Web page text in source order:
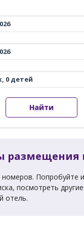
Найти
размещения
номеров. Попробуйте
посмотреть
отель.